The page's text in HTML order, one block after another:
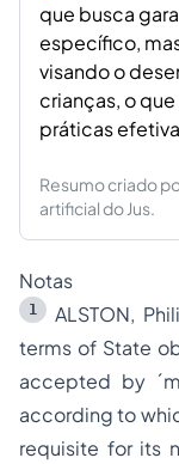
que busca
específico,
visando o
crianças, o
práticas
Resumo criado
artificial do Jus.
Notas
1
ALSTON,
terms of State
accepted by
according to
requisite for its